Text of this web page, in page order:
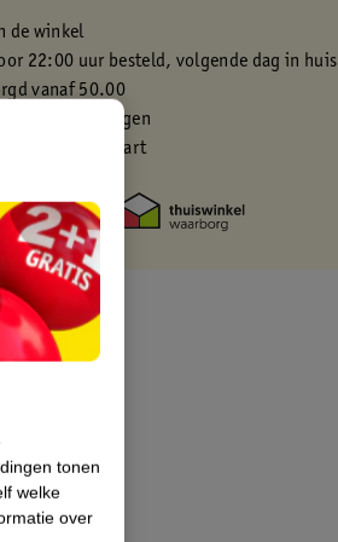
de winkel
22:00 uur besteld, volgende dag in huis
vanaf 50.00
binnen 30 dagen
je Kruidvat kaart
tonen
welke
over